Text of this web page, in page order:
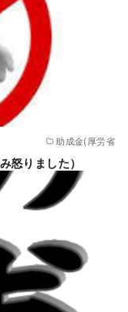
助成金(厚労省
怒りました）